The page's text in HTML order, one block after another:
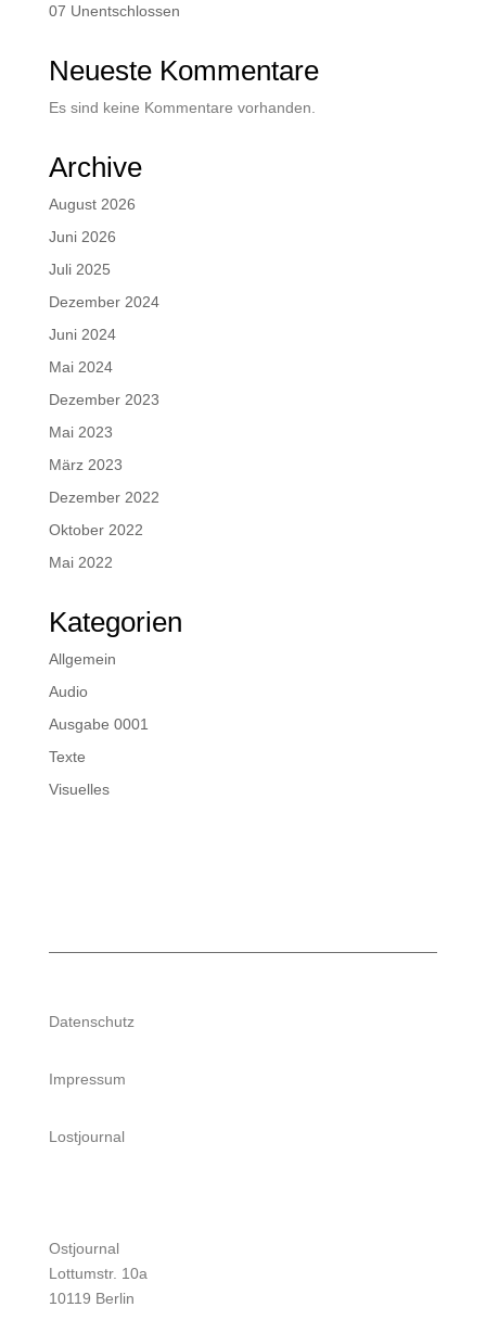
07 Unentschlossen
Neueste Kommentare
Es sind keine Kommentare vorhanden.
Archive
August 2026
Juni 2026
Juli 2025
Dezember 2024
Juni 2024
Mai 2024
Dezember 2023
Mai 2023
März 2023
Dezember 2022
Oktober 2022
Mai 2022
Kategorien
Allgemein
Audio
Ausgabe 0001
Texte
Visuelles
Datenschutz
Impressum
Lostjournal
Ostjournal
Lottumstr. 10a
10119 Berlin